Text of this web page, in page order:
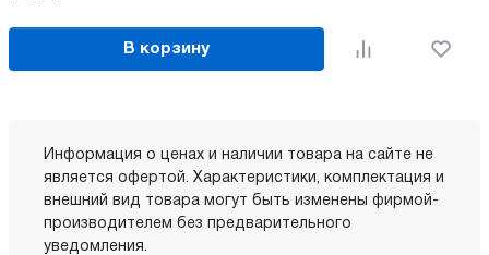
В корзину
Информация о ценах и наличии товара на сайте не
является офертой. Характеристики, комплектация и
внешний вид товара могут быть изменены фирмой-
производителем без предварительного
уведомления.